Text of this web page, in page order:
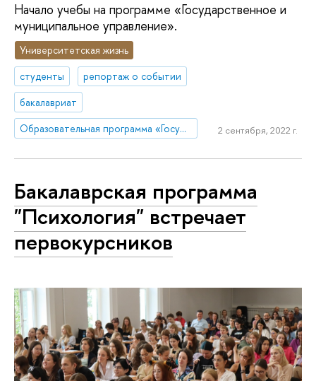
Начало учебы на программе «Государственное и
муниципальное управление».
Университетская жизнь
студенты
репортаж о событии
бакалавриат
Образовательная программа «Государственное и муниципальное управление»
2 сентября, 2022 г.
Бакалаврская программа
"Психология" встречает
первокурсников